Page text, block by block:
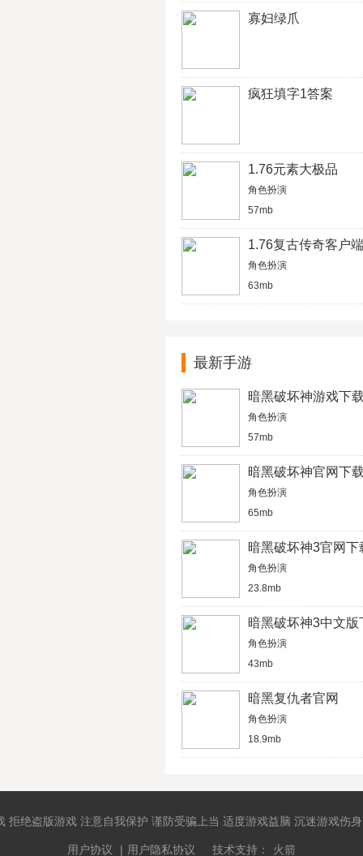
寡妇绿爪
疯狂填字1答案
1.76元素大极品
角色扮演
57mb
1.76复古传奇客户端
角色扮演
63mb
最新手游
暗黑破坏神游戏下载
角色扮演
57mb
暗黑破坏神官网下载
角色扮演
65mb
暗黑破坏神3官网下
角色扮演
23.8mb
暗黑破坏神3中文版
角色扮演
43mb
暗黑复仇者官网
角色扮演
18.9mb
拒绝盗版游戏 注意自我保护 谨防受骗上当 适度游戏益脑 沉迷游戏伤
用户协议 | 用户隐私协议 技术支持： 火箭